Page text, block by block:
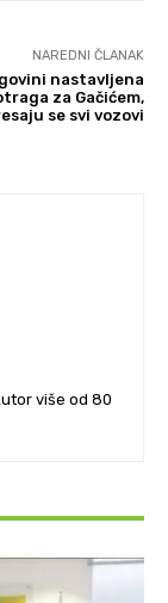
NAREDNI ČLANAK
nastavljena
za Gačićem,
se svi vozovi
više od 80